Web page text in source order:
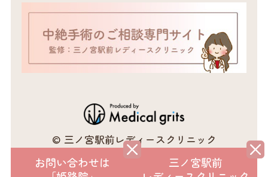
お問い合わせは
三ノ宮駅前
© 三ノ宮駅前レディースクリニック
（ピル・ミレーナ専門サイト）.